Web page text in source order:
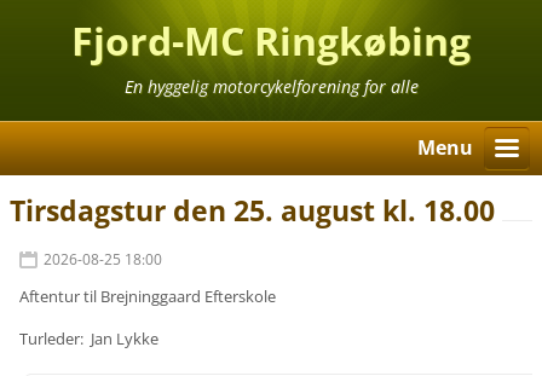
Fjord-MC Ringkøbing
En hyggelig motorcykelforening for alle
Menu
Tirsdagstur den 25. august kl. 18.00
2026-08-25 18:00
Aftentur til Brejninggaard Efterskole
Turleder: Jan Lykke